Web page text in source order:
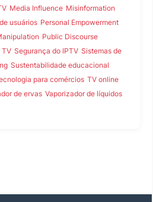
Media Influence Misinformation
usuários Personal Empowerment
Public Discourse
TV Segurança do IPTV Sistemas de
Sustentabilidade educacional
para comércios TV online
de ervas Vaporizador de líquidos